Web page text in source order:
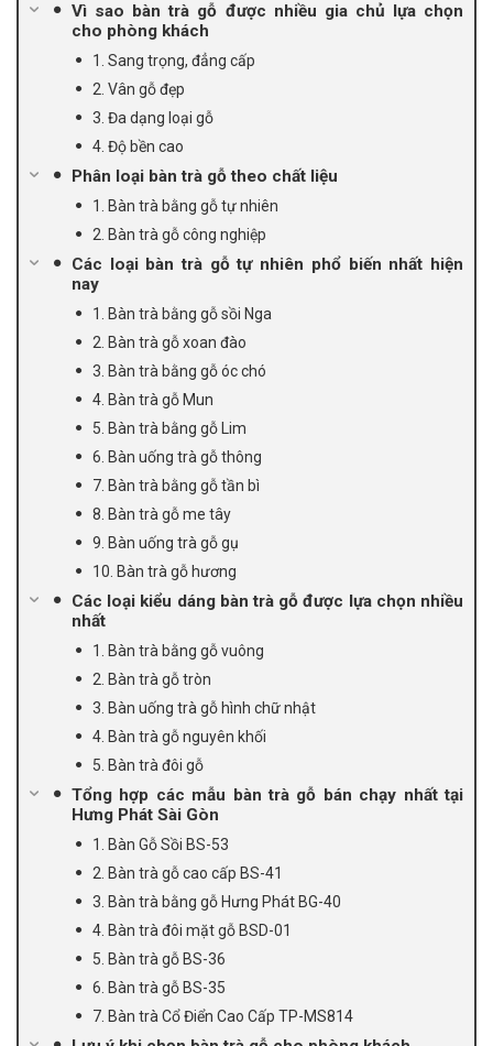
Vì sao bàn trà gỗ được nhiều gia chủ lựa chọn
cho phòng khách
1. Sang trọng, đẳng cấp
2. Vân gỗ đẹp
3. Đa dạng loại gỗ
4. Độ bền cao
Phân loại bàn trà gỗ theo chất liệu
1. Bàn trà bằng gỗ tự nhiên
2. Bàn trà gỗ công nghiệp
Các loại bàn trà gỗ tự nhiên phổ biến nhất hiện
nay
1. Bàn trà bằng gỗ sồi Nga
2. Bàn trà gỗ xoan đào
3. Bàn trà bằng gỗ óc chó
4. Bàn trà gỗ Mun
5. Bàn trà bằng gỗ Lim
6. Bàn uống trà gỗ thông
7. Bàn trà bằng gỗ tần bì
8. Bàn trà gỗ me tây
9. Bàn uống trà gỗ gụ
10. Bàn trà gỗ hương
Các loại kiểu dáng bàn trà gỗ được lựa chọn nhiều
nhất
1. Bàn trà bằng gỗ vuông
2. Bàn trà gỗ tròn
3. Bàn uống trà gỗ hình chữ nhật
4. Bàn trà gỗ nguyên khối
5. Bàn trà đôi gỗ
Tổng hợp các mẫu bàn trà gỗ bán chạy nhất tại
Hưng Phát Sài Gòn
1. Bàn Gỗ Sồi BS-53
2. Bàn trà gỗ cao cấp BS-41
3. Bàn trà bằng gỗ Hưng Phát BG-40
4. Bàn trà đôi mặt gỗ BSD-01
5. Bàn trà gỗ BS-36
6. Bàn trà gỗ BS-35
7. Bàn trà Cổ Điển Cao Cấp TP-MS814